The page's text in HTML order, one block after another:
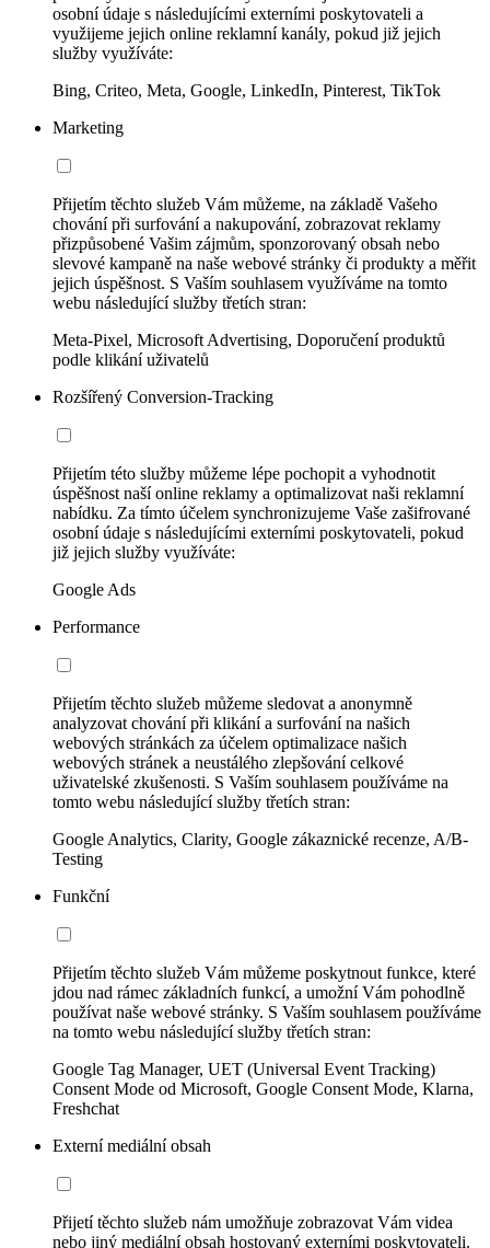
osobní údaje s následujícími externími poskytovateli a
využijeme jejich online reklamní kanály, pokud již jejich
služby využíváte:
Bing, Criteo, Meta, Google, LinkedIn, Pinterest, TikTok
Marketing
Přijetím těchto služeb Vám můžeme, na základě Vašeho
chování při surfování a nakupování, zobrazovat reklamy
přizpůsobené Vašim zájmům, sponzorovaný obsah nebo
slevové kampaně na naše webové stránky či produkty a měřit
jejich úspěšnost. S Vaším souhlasem využíváme na tomto
webu následující služby třetích stran:
Meta-Pixel, Microsoft Advertising, Doporučení produktů
podle klikání uživatelů
Rozšířený Conversion-Tracking
Přijetím této služby můžeme lépe pochopit a vyhodnotit
úspěšnost naší online reklamy a optimalizovat naši reklamní
nabídku. Za tímto účelem synchronizujeme Vaše zašifrované
osobní údaje s následujícími externími poskytovateli, pokud
již jejich služby využíváte:
Google Ads
Performance
Přijetím těchto služeb můžeme sledovat a anonymně
analyzovat chování při klikání a surfování na našich
webových stránkách za účelem optimalizace našich
webových stránek a neustálého zlepšování celkové
uživatelské zkušenosti. S Vaším souhlasem používáme na
tomto webu následující služby třetích stran:
Google Analytics, Clarity, Google zákaznické recenze, A/B-
Testing
Funkční
Přijetím těchto služeb Vám můžeme poskytnout funkce, které
jdou nad rámec základních funkcí, a umožní Vám pohodlně
používat naše webové stránky. S Vaším souhlasem používáme
na tomto webu následující služby třetích stran:
Google Tag Manager, UET (Universal Event Tracking)
Consent Mode od Microsoft, Google Consent Mode, Klarna,
Freshchat
Externí mediální obsah
Přijetí těchto služeb nám umožňuje zobrazovat Vám videa
nebo jiný mediální obsah hostovaný externími poskytovateli.